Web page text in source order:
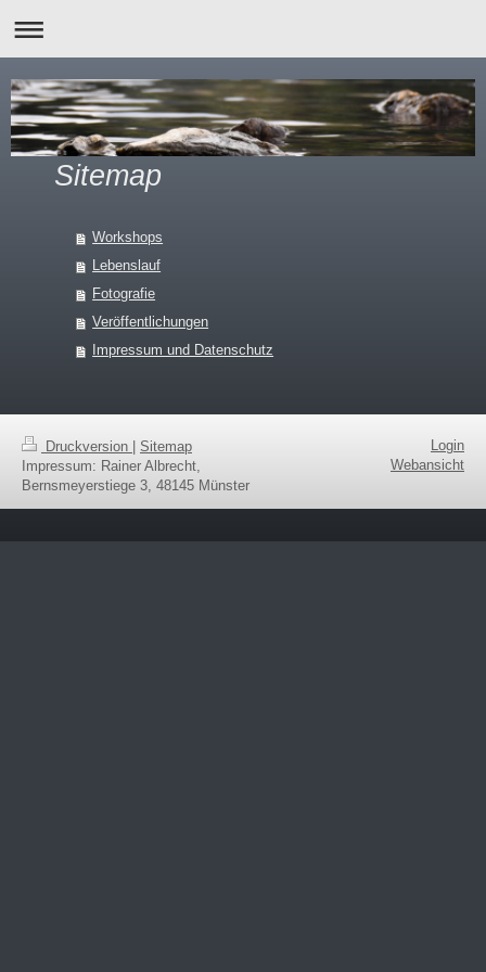
Sitemap
Workshops
Lebenslauf
Fotografie
Veröffentlichungen
Impressum und Datenschutz
Druckversion | Sitemap
Impressum: Rainer Albrecht,
Bernsmeyerstiege 3, 48145 Münster
Login
Webansicht